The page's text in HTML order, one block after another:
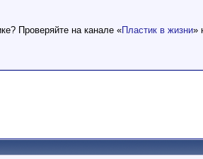
Проверяйте на канале «Пластик в жизни»